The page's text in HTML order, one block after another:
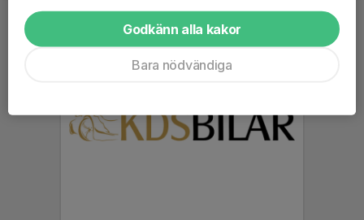
Godkänn alla kakor
Bara nödvändiga